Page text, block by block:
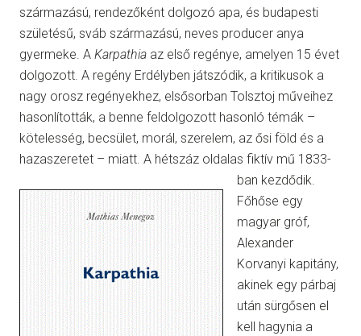
származású, rendezőként dolgozó apa, és budapesti
születésű, sváb származású, neves producer anya
gyermeke. A Karpathia az első regénye, amelyen 15 évet
dolgozott. A regény Erdélyben játszódik, a kritikusok a
nagy orosz regényekhez, elsősorban Tolsztoj műveihez
hasonlították, a benne feldolgozott hasonló témák –
kötelesség, becsület, morál, szerelem, az ősi föld és a
hazaszeretet – miatt. A hétszáz oldalas fiktív mű 1833-
ban kezdődik.
Főhőse egy
magyar gróf,
Alexander
Korvanyi kapitány,
akinek egy párbaj
után sürgősen el
kell hagynia a